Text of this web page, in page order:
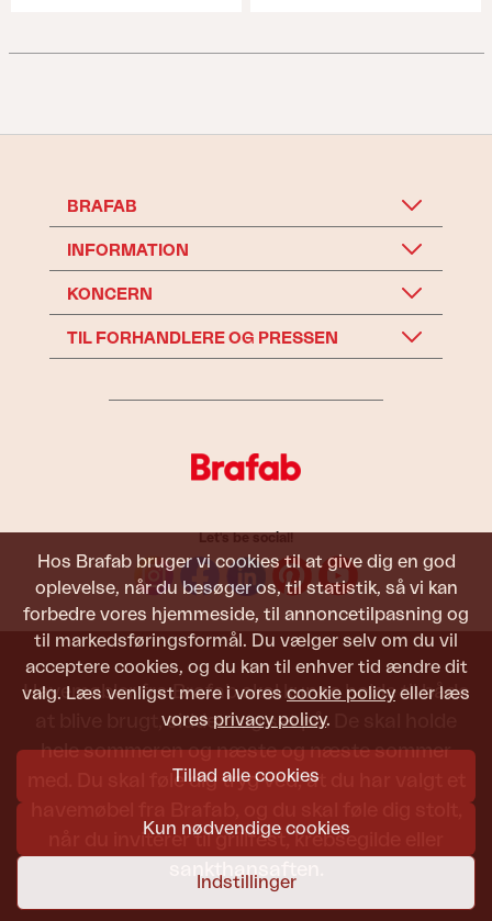
Hos Brafab bruger vi cookies til at give dig en god
oplevelse, når du besøger os, til statistik, så vi kan
forbedre vores hjemmeside, til annoncetilpasning og
til markedsføringsformål. Du vælger selv om du vil
acceptere cookies, og du kan til enhver tid ændre dit
valg. Læs venligst mere i vores cookie policy eller læs
vores privacy policy.
Tillad alle cookies
Kun nødvendige cookies
Indstillinger
BRAFAB
INFORMATION
KONCERN
TIL FORHANDLERE OG PRESSEN
Let's be social!
Havemøbler fra Brafab skal kunne holde til både
at blive brugt, siddet i og set på. De skal holde
hele sommeren og næste og næste sommer
med. Du skal føle dig tryg ved, at du har valgt et
når du inviterer til grillfest, krebsegilde eller